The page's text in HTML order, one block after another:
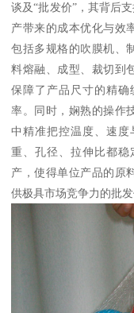
谈及“批发价”，其背后
产带来的成本优化与效
包括多规格的吹膜机、
料熔融、成型、裁切到
保障了产品尺寸的精
率。同时，娴熟的操作
中精准把控温度、速
重、孔径、拉伸比都
产，使得单位产品的原
供极具市场竞争力的批发